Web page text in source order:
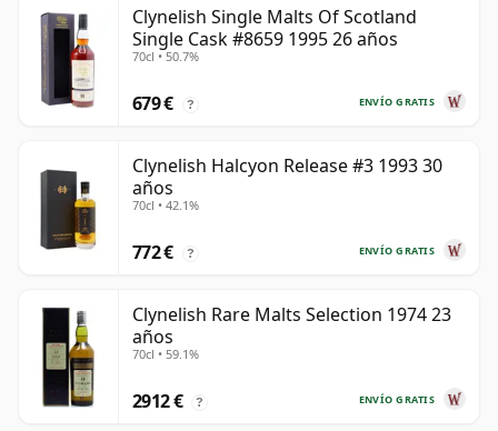
Clynelish Single Malts Of Scotland
Single Cask #8659 1995 26 años
70cl • 50.7%
ENVÍO GRATIS
679 € ?
Clynelish Halcyon Release #3 1993 30
años
70cl • 42.1%
ENVÍO GRATIS
772 € ?
Clynelish Rare Malts Selection 1974 23
años
70cl • 59.1%
ENVÍO GRATIS
2912 € ?